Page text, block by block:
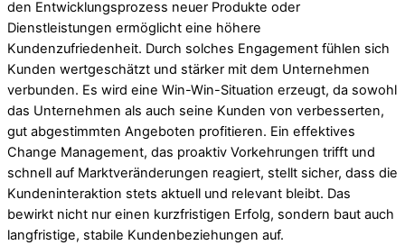
den Entwicklungsprozess neuer Produkte oder
Dienstleistungen ermöglicht eine höhere
Kundenzufriedenheit. Durch solches Engagement fühlen sich
Kunden wertgeschätzt und stärker mit dem Unternehmen
verbunden. Es wird eine Win-Win-Situation erzeugt, da sowohl
das Unternehmen als auch seine Kunden von verbesserten,
gut abgestimmten Angeboten profitieren. Ein effektives
Change Management, das proaktiv Vorkehrungen trifft und
schnell auf Marktveränderungen reagiert, stellt sicher, dass die
Kundeninteraktion stets aktuell und relevant bleibt. Das
bewirkt nicht nur einen kurzfristigen Erfolg, sondern baut auch
langfristige, stabile Kundenbeziehungen auf.